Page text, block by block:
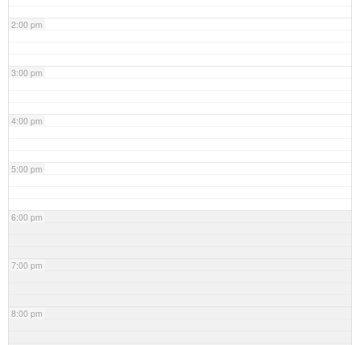
2:00 pm
3:00 pm
4:00 pm
5:00 pm
6:00 pm
7:00 pm
8:00 pm